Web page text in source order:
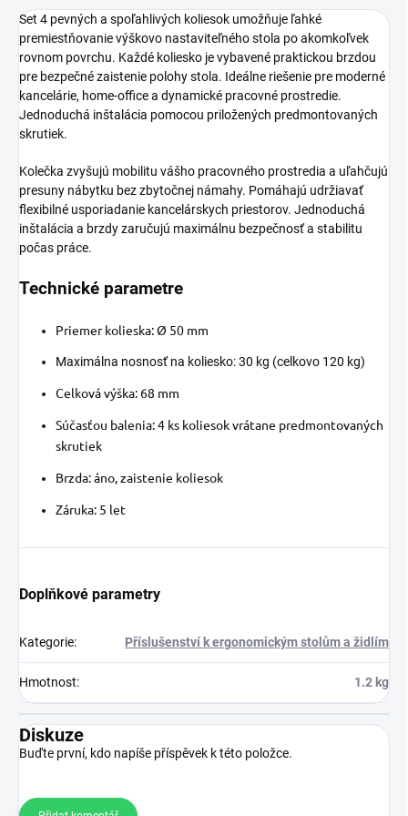
Set 4 pevných a spoľahlivých koliesok umožňuje ľahké
premiestňovanie výškovo nastaviteľného stola po akomkoľvek
rovnom povrchu. Každé koliesko je vybavené praktickou brzdou
pre bezpečné zaistenie polohy stola. Ideálne riešenie pre moderné
kancelárie, home-office a dynamické pracovné prostredie.
Jednoduchá inštalácia pomocou priložených predmontovaných
skrutiek.
Kolečka zvyšujú mobilitu vášho pracovného prostredia a uľahčujú
presuny nábytku bez zbytočnej námahy. Pomáhajú udržiavať
flexibilné usporiadanie kancelárskych priestorov. Jednoduchá
inštalácia a brzdy zaručujú maximálnu bezpečnosť a stabilitu
počas práce.
Technické parametre
Priemer kolieska: Ø 50 mm
Maximálna nosnosť na koliesko: 30 kg (celkovo 120 kg)
Celková výška: 68 mm
Súčasťou balenia: 4 ks koliesok vrátane predmontovaných
skrutiek
Brzda: áno, zaistenie koliesok
Záruka: 5 let
Doplňkové parametry
Kategorie: Příslušenství k ergonomickým stolům a židlím
Hmotnost: 1.2 kg
Diskuze
Buďte první, kdo napíše příspěvek k této položce.